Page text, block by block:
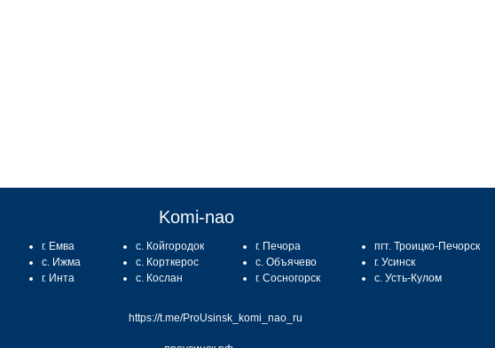
Komi-nao
г. Емва
с. Ижма
г. Инта
с. Койгородок
с. Корткерос
с. Кослан
г. Печора
с. Объячево
г. Сосногорск
пгт. Троицко-Печорск
г. Усинск
с. Усть-Кулом
https://t.me/ProUsinsk_komi_nao_ru